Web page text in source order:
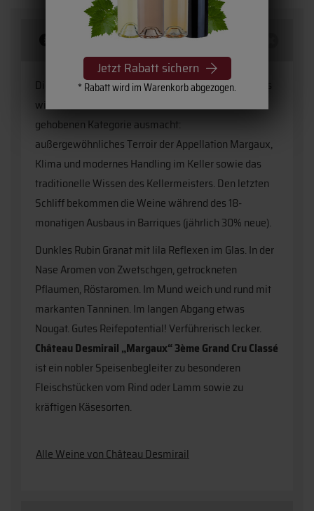
Jetzt Rabatt sichern
* Rabatt wird im Warenkorb abgezogen.
Beschreibung
Dieser Rotwein vonChâteau Desmirailspiegelt alles
wider was einen exzellenten Grand Cru Classé der
gehobenen Kategorie ausmacht:
außergewöhnliches Terroir der Appellation Margaux,
Klima und modernes Handling im Keller sowie das
traditionelle Wissen des Kellermeisters. Den letzten
Schliff bekommen die Weine während des 18-
monatigen Ausbaus in Barriques (jährlich 30% neue).
Dunkles Rubin Granat mit lila Reflexen im Glas. In der
Nase Aromen von Zwetschgen, getrockneten
Pflaumen, Röstaromen. Im Mund weich und rund mit
markanten Tanninen. Im langen Abgang etwas
Nougat. Gutes Reifepotential! Verführerisch lecker.
Château Desmirail „Margaux“ 3ème Grand Cru Classé
ist ein nobler Speisenbegleiter zu besonderen
Fleischstücken vom Rind oder Lamm sowie zu
kräftigen Käsesorten.
Alle Weine von Château Desmirail